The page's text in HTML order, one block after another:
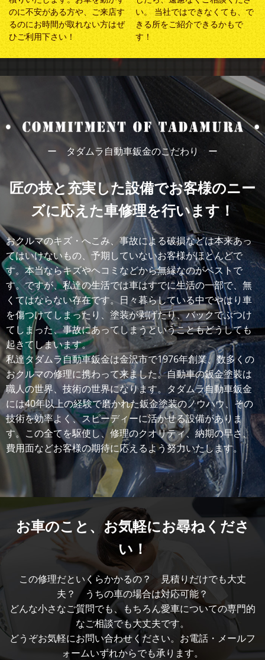
のに不安がある方や、ご来店す
るのにお時間が取れない方はぜ
ひご利用下さい！
い。 当社ではできなくても、で
きる所をご紹介できるかもで
す！
ー タダムラ自動車鈑金のこだわり ー
匠の技と充実した設備でお客様のニー
ズに応えた車修理を行います！
おクルマのキズ・へこみ、事故による破損などは本来あっ
てはいけないもの、予期していないお客様がほとんどで
す。本当ならキズやヘコミなどから無縁なのがベストで
す。ですが、私達の生活では車はすでに生活の一部で、無
くてはならない存在です。日々暮らしている中でやはり車
を傷つけてしまったり、塗装が剥げたり、バックでぶつけ
てしまった、事故にあってしまうということもどうしても
起きてしまいます。
私達タダムラ自動車鈑金は金沢市で1976年創業、数多くの
おクルマの修理に携わって来ました。自動車の鈑金塗装は
職人の世界、技術の世界になります。タダムラ自動車鈑金
には40年以上の経験で磨かれた鈑金塗装のノウハウ、その
技術を効率よく、スピーディーに活かせる設備がありま
す。この全てを駆使し、修理のクオリティ、納期の早さ、
費用面などお客様の期待に応えるよう努力いたします。
お車のこと、お気軽にお尋ねくださ
い！
この修理だといくらかかるの？ 見積りだけでも大丈
夫？ うちの車の場合は対応可能？
どんな小さなご質問でも、もちろん愛車についての専門的
なご相談でも大丈夫です。
どうぞお気軽にお問い合わせください。お電話・メールフ
ォームいずれからでも承ります。